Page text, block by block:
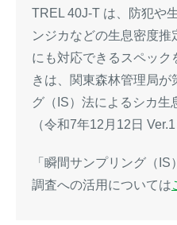
TREL 40J-T は、防犯や
ンジカなどの生息密度
にも対応できるスペッ
きは、関東森林管理局
グ（IS）法によるシカ生
（令和7年12月12日
「瞬間サンプリング（
調査への活用については